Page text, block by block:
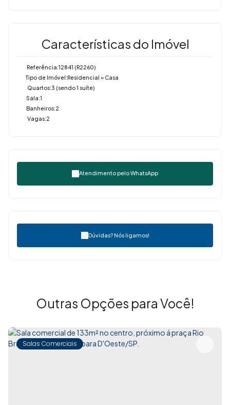
Características do Imóvel
Referência:12841 (R2260)
Tipo de Imóvel:Residencial » Casa
Quartos:3 (sendo 1 suíte)
Sala:1
Banheiros:2
Vagas:2
Atendimento peloWhatsApp
Dúvidas? Nós ligamos!
Outras Opções para Você!
Salas Comerciais